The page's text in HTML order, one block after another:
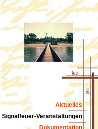
Aktuelles
Signalfeuer-Veranstaltungen
Dokumentation